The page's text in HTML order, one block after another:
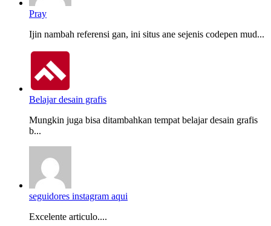
Pray
Ijin nambah referensi gan, ini situs ane sejenis codepen mud...
Belajar desain grafis
Mungkin juga bisa ditambahkan tempat belajar desain grafis
b...
seguidores instagram aqui
Excelente articulo....